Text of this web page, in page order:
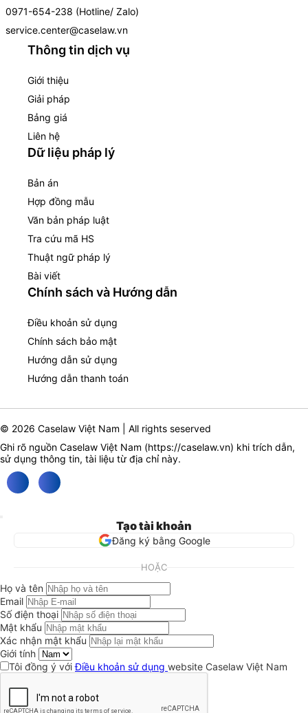
0971-654-238 (Hotline/ Zalo)
service.center@caselaw.vn
Thông tin dịch vụ
Giới thiệu
Giải pháp
Bảng giá
Liên hệ
Dữ liệu pháp lý
Bản án
Hợp đồng mẫu
Văn bản pháp luật
Tra cứu mã HS
Thuật ngữ pháp lý
Bài viết
Chính sách và Hướng dẫn
Điều khoản sử dụng
Chính sách bảo mật
Hướng dẫn sử dụng
Hướng dẫn thanh toán
© 2026 Caselaw Việt Nam | All rights seserved
Ghi rõ nguồn Caselaw Việt Nam (https://caselaw.vn) khi trích dẫn,
sử dụng thông tin, tài liệu từ địa chỉ này.
Tạo tài khoản
Đăng ký bằng Google
HOẶC
Họ và tên
Email
Số điện thoại
Mật khẩu
Xác nhận mật khẩu
Giới tính
Tôi đồng ý vớiĐiều khoản sử dụng website Caselaw Việt Nam